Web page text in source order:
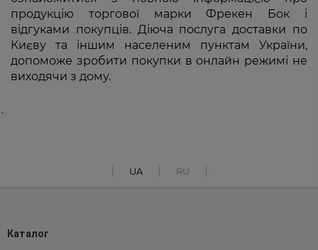
продукцію торгової марки Фрекен Бок і
відгуками покупців. Діюча послуга доставки по
Києву та іншим населеним пунктам України,
допоможе зробити покупки в онлайн режимі не
виходячи з дому.
`
UA RU
Каталог